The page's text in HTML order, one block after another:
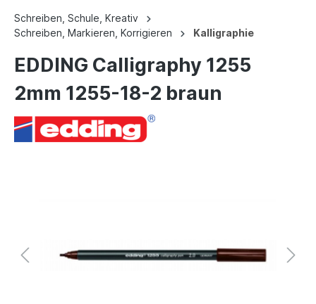
Schreiben, Schule, Kreativ
Schreiben, Markieren, Korrigieren
Kalligraphie
EDDING Calligraphy 1255
2mm 1255-18-2 braun